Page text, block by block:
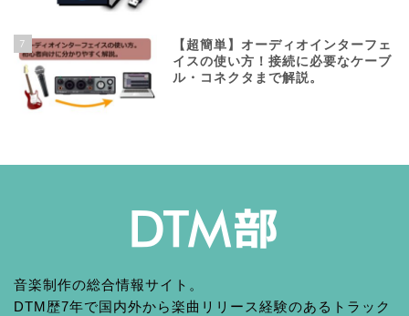
7
【超簡単】オーディオインターフェ
イスの使い方！接続に必要なケーブ
ル・コネクタまで解説。
音楽制作の総合情報サイト。
DTM歴7年で国内外から楽曲リリース経験のあるトラック